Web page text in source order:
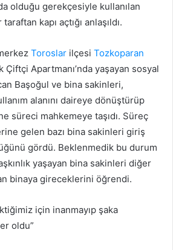
olduğu gerekçesiyle kullanılan
kapı açtığı anlaşıldı.
Toroslar ilçesi Tozkoparan
Çiftçi Apartmanı’nda yaşayan sosyal
Başoğul ve bina sakinleri,
alanını daireye dönüştürüp
süreci mahkemeye taşıdı. Süreç
gelen bazı bina sakinleri giriş
gördü. Beklenmedik bu durum
yaşayan bina sakinleri diğer
binaya gireceklerini öğrendi.
için inanmayıp şaka
oldu”